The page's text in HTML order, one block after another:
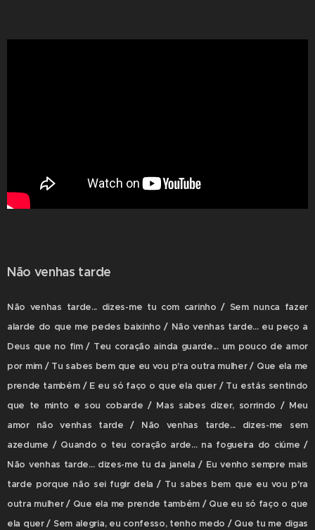
Não venhas tarde
Não venhas tarde... dizes-me tu com carinho / Sem nunca fazer
alarde do que me pedes baixinho / Não venhas tarde... eu peço a
Deus que no fim / Teu coração ainda guarde... um pouco de amor
por mim / Tu sabes bem que eu vou p'ra outra mulher / Que ela me
prende também / E eu só faço o que ela quer / Tu estás sentindo
que te minto e sou cobarde / Mas sabes dizer, sorrindo / Meu
amor não venhas tarde / Não venhas tarde... dizes-me sem
azedume / Quando o teu coração arde... na fogueira do ciúme /
Não venhas tarde... dizes-me tu da janela / Eu venho sempre mais
tarde porque não sei fugir dela / Tu sabes bem que eu vou p'ra
outra mulher / Que ela me prende também / Que eu só faço o que
ela quer / Sem alegria, eu confesso, tenho medo / Que tu me digas